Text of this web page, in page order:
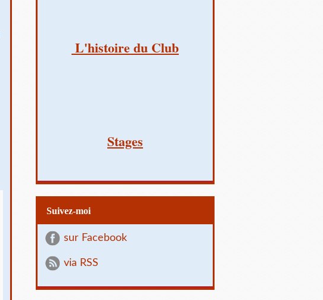
L'histoire du Club
Stages
Suivez-moi
sur Facebook
via RSS